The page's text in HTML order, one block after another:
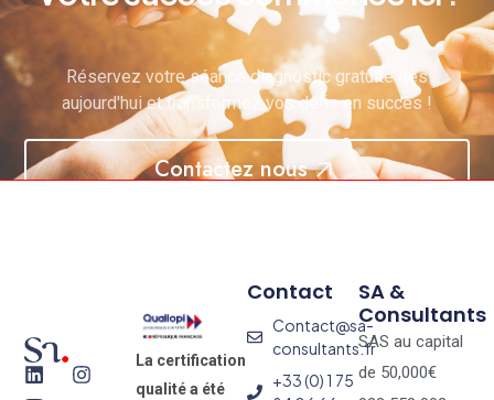
Réservez votre séance diagnostic gratuite dès
aujourd'hui et transformez vos défis en succès !
Contactez nous
SA &
Consultants
SAS au capital
de 50,000€
Contact
Contact@sa-
consultants.fr
+33 (0) 1 75
La certification
qualité a été